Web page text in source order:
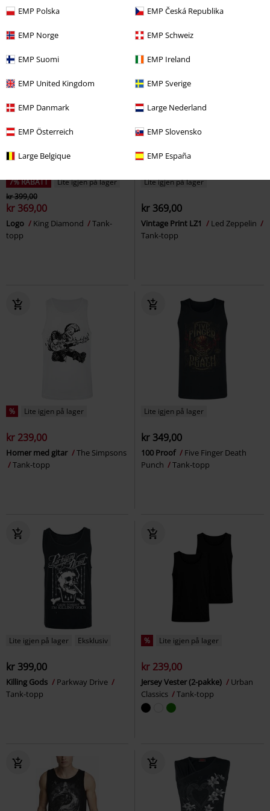
EMP Polska EMP Česká Republika
EMP Norge EMP Schweiz
EMP Suomi EMP Ireland
EMP United Kingdom EMP Sverige
EMP Danmark Large Nederland
EMP Österreich EMP Slovensko
Large Belgique EMP España
Tank-topp
7% RABATT
Lite igjen på lager
kr 399,00
kr 369,00
Logo King Diamond
Tank-
topp
Lite igjen på lager
kr 369,00
Vintage Print LZ1
Led Zeppelin
Tank-topp
% Lite igjen på lager
kr 239,00
Homer med gitar
The Simpsons
Tank-topp
Lite igjen på lager
kr 349,00
100 Proof
Five Finger Death
Punch
Tank-topp
Lite igjen på lager Eksklusiv
kr 399,00
Killing Gods
Parkway Drive
Tank-topp
% Lite igjen på lager
kr 239,00
Jersey Vester (2-pakke)
Urban
Classics
Tank-topp